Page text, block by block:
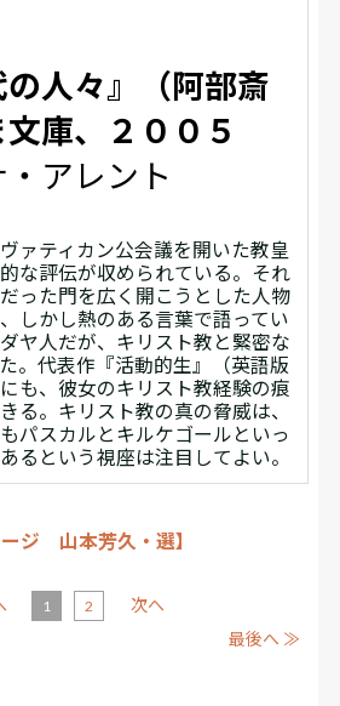
の人々』（阿部斎
庫、２００５
アレント
ァティカン公会議を開いた教皇
な評伝が収められている。それ
った門を広く開こうとした人物
しかし熱のある言葉で語ってい
ヤ人だが、キリスト教と緊密な
。代表作『活動的生』（英語版
も、彼女のキリスト教経験の痕
る。キリスト教の真の脅威は、
パスカルとキルケゴールといっ
るという視座は注目してよい。
ージ 山本芳久・選】
1 2
次へ
最後へ ≫